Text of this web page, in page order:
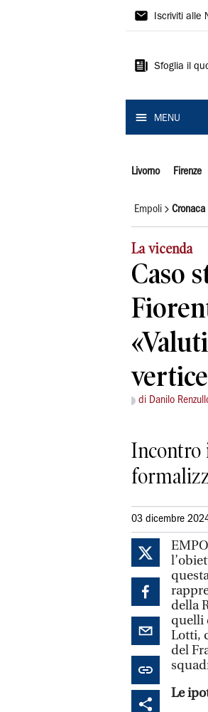
Il
Iscriviti alle
Sfoglia il
MENU
Livorno Firenze
Empoli Cronaca
La vicenda
Caso
di Danilo
Incontro
03 dicembre
della
quelli
Lotti,
del
Le